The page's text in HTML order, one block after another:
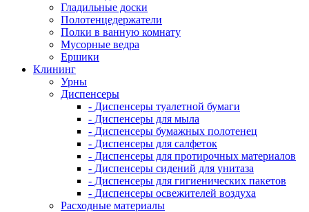
Гладильные доски
Полотенцедержатели
Полки в ванную комнату
Мусорные ведра
Ершики
Клининг
Урны
Диспенсеры
- Диспенсеры туалетной бумаги
- Диспенсеры для мыла
- Диспенсеры бумажных полотенец
- Диспенсеры для салфеток
- Диспенсеры для протирочных материалов
- Диспенсеры сидений для унитаза
- Диспенсеры для гигиенических пакетов
- Диспенсеры освежителей воздуха
Расходные материалы